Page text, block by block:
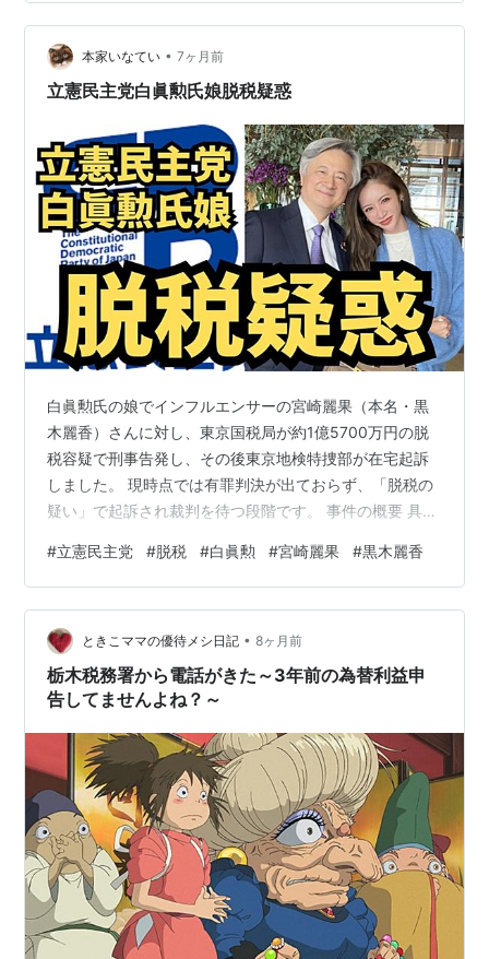
令和8年3月16日締切分 [ 土屋裕昭 ] 楽天で購入 確定申告
とは毎年1月…
本家いなてい • 7ヶ月前
立憲民主党白眞勲氏娘脱税疑惑
白眞勲氏の娘でインフルエンサーの宮崎麗果（本名・黒
木麗香）さんに対し、東京国税局が約1億5700万円の脱
税容疑で刑事告発し、その後東京地検特捜部が在宅起訴
しました。 現時点では有罪判決が出ておらず、「脱税の
疑い」で起訴され裁判を待つ段階です。​ 事件の概要 ​具体
波及 今後の争点と論点整理
#立憲民主党 #脱税 #白眞勲 #宮崎麗果 #黒木麗香
ときこママの優待メシ日記 • 8ヶ月前
栃木税務署から電話がきた～3年前の為替利益申
告してませんよね？～